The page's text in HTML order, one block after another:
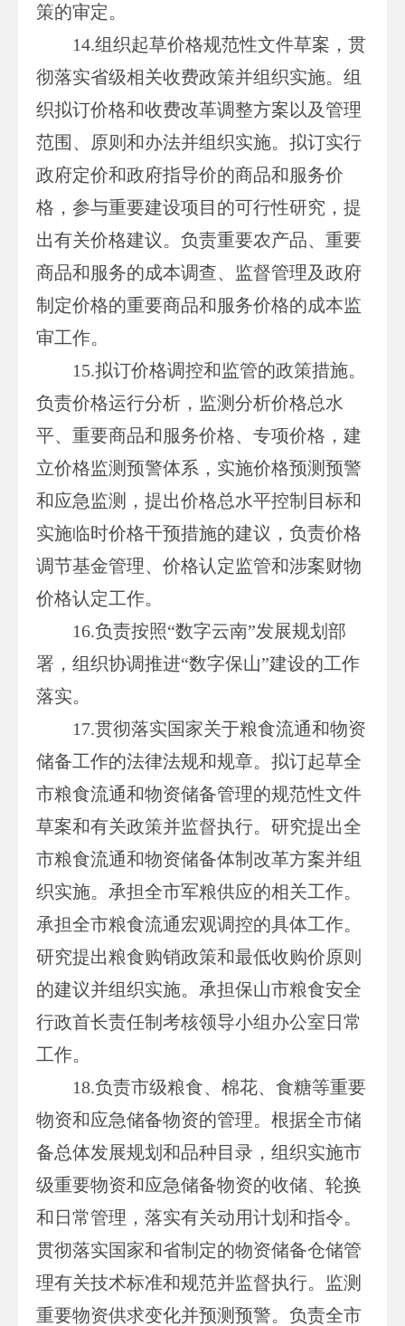
策的审定。
14.组织起草价格规范性文件草案，贯
彻落实省级相关收费政策并组织实施。组
织拟订价格和收费改革调整方案以及管理
范围、原则和办法并组织实施。拟订实行
政府定价和政府指导价的商品和服务价
格，参与重要建设项目的可行性研究，提
出有关价格建议。负责重要农产品、重要
商品和服务的成本调查、监督管理及政府
制定价格的重要商品和服务价格的成本监
审工作。
15.拟订价格调控和监管的政策措施。
负责价格运行分析，监测分析价格总水
平、重要商品和服务价格、专项价格，建
立价格监测预警体系，实施价格预测预警
和应急监测，提出价格总水平控制目标和
实施临时价格干预措施的建议，负责价格
调节基金管理、价格认定监管和涉案财物
价格认定工作。
16.负责按照“数字云南”发展规划部
署，组织协调推进“数字保山”建设的工作
落实。
17.贯彻落实国家关于粮食流通和物资
储备工作的法律法规和规章。拟订起草全
市粮食流通和物资储备管理的规范性文件
草案和有关政策并监督执行。研究提出全
市粮食流通和物资储备体制改革方案并组
织实施。承担全市军粮供应的相关工作。
承担全市粮食流通宏观调控的具体工作。
研究提出粮食购销政策和最低收购价原则
的建议并组织实施。承担保山市粮食安全
行政首长责任制考核领导小组办公室日常
工作。
18.负责市级粮食、棉花、食糖等重要
物资和应急储备物资的管理。根据全市储
备总体发展规划和品种目录，组织实施市
级重要物资和应急储备物资的收储、轮换
和日常管理，落实有关动用计划和指令。
贯彻落实国家和省制定的物资储备仓储管
理有关技术标准和规范并监督执行。监测
重要物资供求变化并预测预警。负责全市